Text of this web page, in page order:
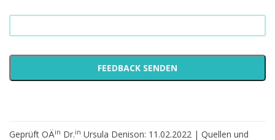
Geprüft OÄin Dr.in Ursula Denison: 11.02.2022 | Quellen und